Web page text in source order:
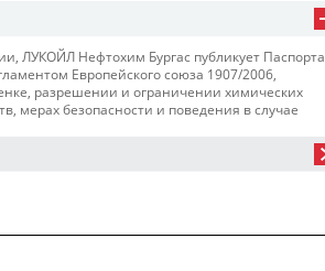
ЛУКОЙЛ Нефтохим Бургас публикует Паспорта
Европейского союза 1907/2006,
разрешении и ограничении химических
мерах безопасности и поведения в случае